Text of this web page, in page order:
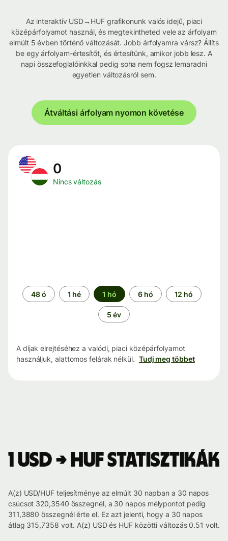
Az interaktív USD→HUF grafikonunk valós idejű, piaci
középárfolyamot használ, és megtekintheted vele az árfolyam
elmúlt 5 évben történő változását. Jobb árfolyamra vársz? Állíts
be egy árfolyam-értesítőt, és értesítünk, amikor jobb lesz. A
napi összefoglalóinkkal pedig soha nem fogsz lemaradni
egyetlen változásról sem.
Átváltási árfolyam nyomon követése
0
Nincs változás
Időszak
48 ó 1 hé 1 hó 6 hó 12 hó
5 év
A díjak elrejtéséhez a valódi, piaci középárfolyamot
használjuk, alattomos felárak nélkül. Tudj meg többet
1 USD → HUF statisztikák
A(z) USD/HUF teljesítménye az elmúlt 30 napban a 30 napos
csúcsot 320,3540 összegnél, a 30 napos mélypontot pedig
311,3880 összegnél érte el. Ez azt jelenti, hogy a 30 napos
átlag 315,7358 volt. A(z) USD és HUF közötti változás 0.51 volt.